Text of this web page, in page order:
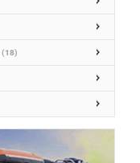
(18)